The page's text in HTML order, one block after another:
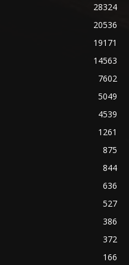
28324
20536
19171
14563
7602
5049
4539
1261
875
844
636
527
386
372
166